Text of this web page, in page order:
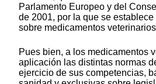
Parlamento Europeo y del
de 2001, por la que se
sobre medicamentos
Pues bien, a los medicamentos
aplicación las distintas normas
ejercicio de sus competencias,